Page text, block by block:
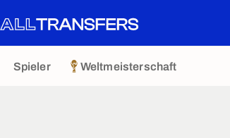
Spieler Weltmeisterschaft